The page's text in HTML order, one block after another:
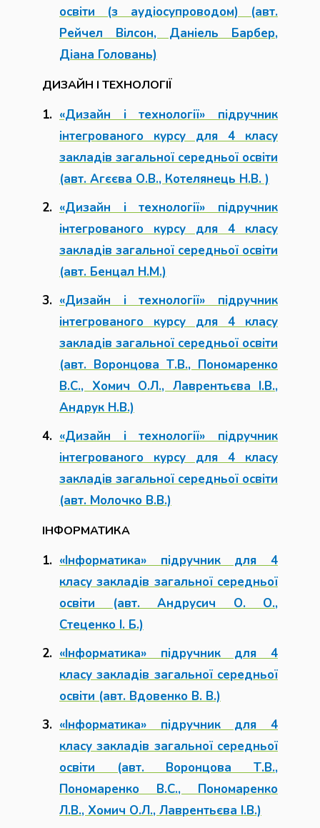
освіти (з аудіосупроводом) (авт.
Рейчел Вілсон, Даніель Барбер,
Діана Головань)
ДИЗАЙН І ТЕХНОЛОГІЇ
«Дизайн і технології» підручник
інтегрованого курсу для 4 класу
закладів загальної середньої освіти
(авт. Агєєва О.В., Котелянець Н.В. )
«Дизайн і технології» підручник
інтегрованого курсу для 4 класу
закладів загальної середньої освіти
(авт. Бенцал Н.М.)
«Дизайн і технології» підручник
інтегрованого курсу для 4 класу
закладів загальної середньої освіти
(авт. Воронцова Т.В., Пономаренко
В.С., Хомич О.Л., Лаврентьєва І.В.,
Андрук Н.В.)
«Дизайн і технології» підручник
інтегрованого курсу для 4 класу
закладів загальної середньої освіти
(авт. Молочко В.В.)
ІНФОРМАТИКА
«Інформатика» підручник для 4
класу закладів загальної середньої
освіти (авт. Андрусич О. О.,
Стеценко І. Б.)
«Інформатика» підручник для 4
класу закладів загальної середньої
освіти (авт. Вдовенко В. В.)
«Інформатика» підручник для 4
класу закладів загальної середньої
освіти (авт. Воронцова Т.В.,
Пономаренко В.С., Пономаренко
Л.В., Хомич О.Л., Лаврентьєва І.В.)